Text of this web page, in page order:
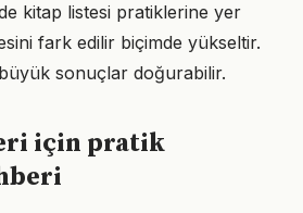
kitap listesi pratiklerine yer
fark edilir biçimde yükseltir.
sonuçlar doğurabilir.
için pratik